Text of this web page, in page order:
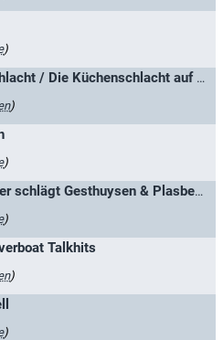
)
Die Küchenschlacht / Die Küchenschlacht auf hoher See
)
)
Paarduell – Wer schlägt Gesthuysen & Plasberg? / Das Paar-Duell
)
Talkhits
)
)